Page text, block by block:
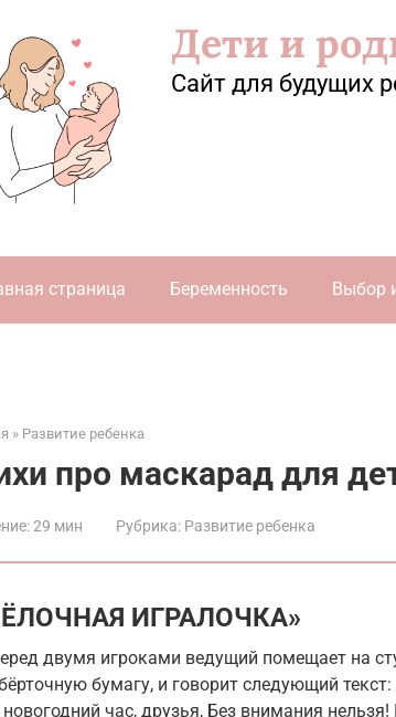
Дети и
Сайт для будущих
страница Беременность Выбор
» Развитие ребенка
про маскарад для
29 мин Рубрика: Развитие ребенка
ИГРАЛОЧКА»
двумя игроками ведущий помещает на
бумагу, и говорит следующий текст:
новогодний час, друзья, Без внимания